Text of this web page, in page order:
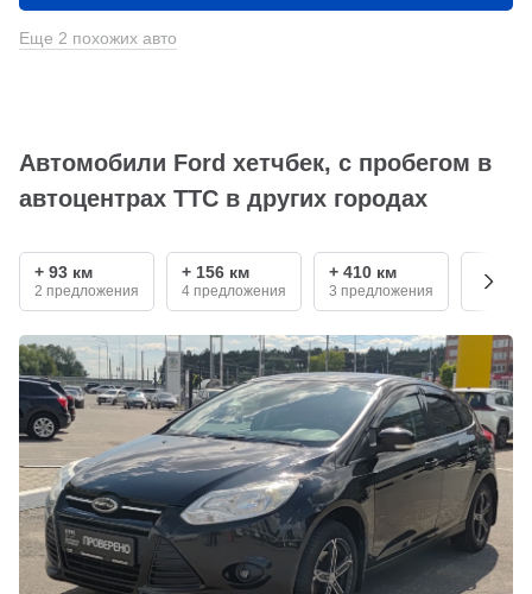
Еще 2 похожих авто
Автомобили Ford хетчбек, с пробегом в
автоцентрах ТТС в других городах
+ 93 км
2 предложения
+ 156 км
4 предложения
+ 410 км
3 предложения
+ 550
1